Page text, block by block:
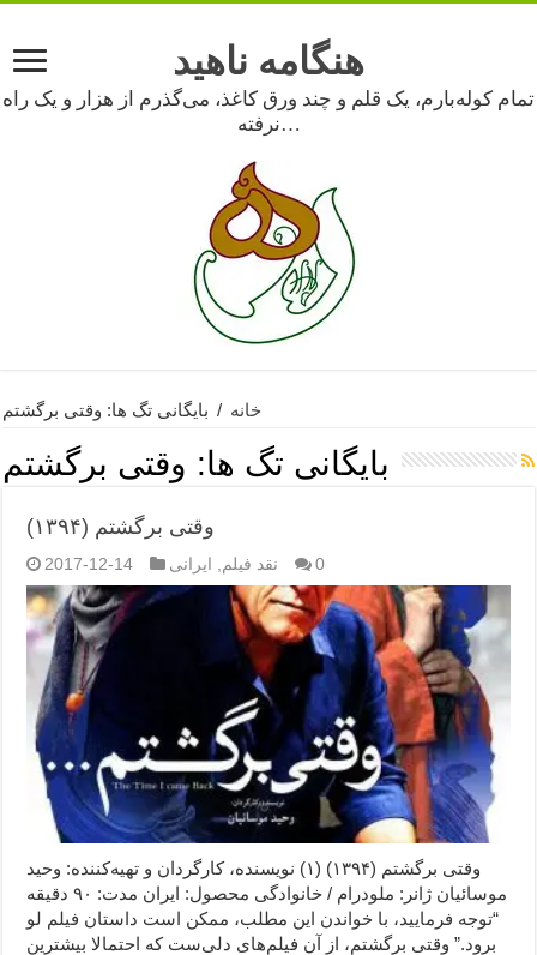
هنگامه ناهید
تمام کوله‌بارم، یک قلم و چند ورق کاغذ، می‌گذرم از هزار و یک راه
نرفته…
خانه / بایگانی تگ ها: وقتی برگشتم
بایگانی تگ ها: وقتی برگشتم
وقتی برگشتم (۱۳۹۴)
2017-12-14 نقد فیلم ایرانی 0
وقتی برگشتم (۱۳۹۴) (۱) نویسنده، کارگردان و تهیه‌کننده: وحید
موسائیان ژانر: ملودرام / خانوادگی محصول: ایران مدت: ۹۰ دقیقه
“توجه فرمایید،‌ با خواندن این مطلب، ممکن است داستان فیلم لو
برود.” وقتی برگشتم، از آن فیلم‌های دلی‌ست که احتمالا بیشترین